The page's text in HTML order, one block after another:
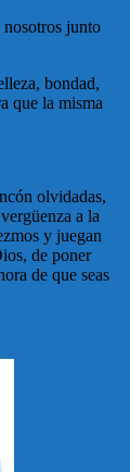
junto
bondad,
que la misma
olvidadas,
a la
y juegan
de poner
de que seas